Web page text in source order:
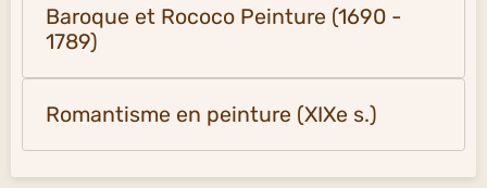
Baroque et Rococo Peinture (1690 -
1789)
Romantisme en peinture (XIXe s.)